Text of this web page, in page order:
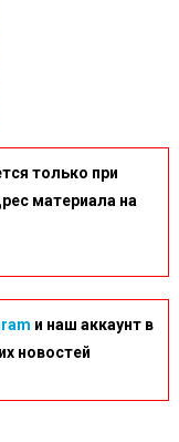
только при
материала на
и наш аккаунт в
новостей